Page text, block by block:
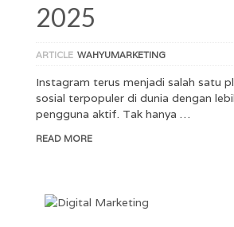
2025
ARTICLE WAHYUMARKETING
Instagram terus menjadi salah satu
sosial terpopuler di dunia dengan
pengguna aktif. Tak hanya …
READ MORE